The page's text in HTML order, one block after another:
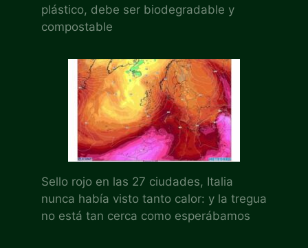
plástico, debe ser biodegradable y
compostable
Sello rojo en las 27 ciudades, Italia
nunca había visto tanto calor: y la tregua
no está tan cerca como esperábamos